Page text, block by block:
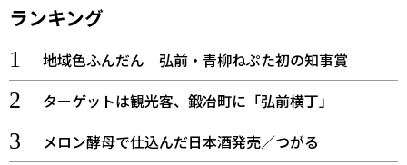
ランキング
地域色ふんだん 弘前・青柳ねぷた初の知事賞
ターゲットは観光客、鍛冶町に「弘前横丁」
メロン酵母で仕込んだ日本酒発売／つがる